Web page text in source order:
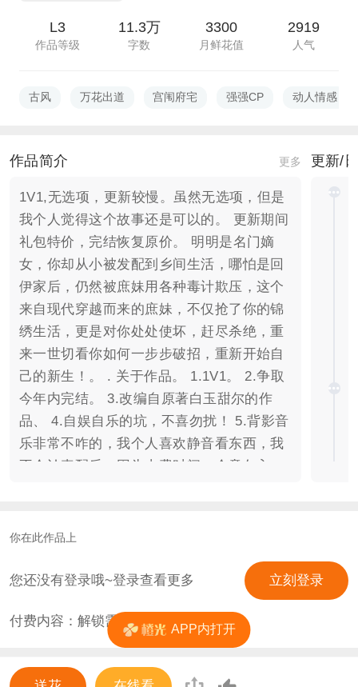
L3
作品等级
11.3万
字数
3300
月鲜花值
2919
人气
古风 万花出道 宫闱府宅 强强CP 动人情感
作品简介 更多
1V1,无选项，更新较慢。虽然无选项，但是
我个人觉得这个故事还是可以的。 更新期间
礼包特价，完结恢复原价。 明明是名门嫡
女，你却从小被发配到乡间生活，哪怕是回
伊家后，仍然被庶妹用各种毒计欺压，这个
来自现代穿越而来的庶妹，不仅抢了你的锦
绣生活，更是对你处处使坏，赶尽杀绝，重
来一世切看你如何一步步破招，重新开始自
己的新生！。 . 关于作品。 1.1V1。 2.争取
今年内完结。 3.改编自原著白玉甜尔的作
品、 4.自娱自乐的坑，不喜勿扰！ 5.背影音
乐非常不咋的，我个人喜欢静音看东西，我
不会认真配乐，因为太费时间，介意勿入。
霜华-梦似故人、染霜华-梁山、惓思记-三
书、姝洛、欣里画-织梦、莳之有萝、叨叨、
藏余白、奈奈安、沈叨叨、藏余白、 CG：
千凤汐、deaspider、阿莲、闲云野鹤-唐玉
竹、六壮士-四角辫、无言书生-苍莲冰刀
君、惓思记-二狗、一页书-鹿衫、甜鱼-艾
更新/
你在此作品上
您还没有登录哦~登录查看更多 立刻登录
付费内容：解锁需 20 花
APP内打开